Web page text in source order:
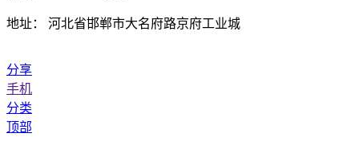
地址： 河北省邯郸市大名府路京府工业城
分享
手机
分类
顶部